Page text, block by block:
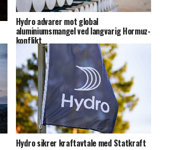
Hydro advarer mot global
aluminiumsmangel ved langvarig Hormuz-
konflikt
Hydro sikrer kraftavtale med Statkraft